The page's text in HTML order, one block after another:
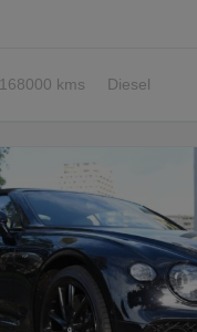
168000 kms Diesel